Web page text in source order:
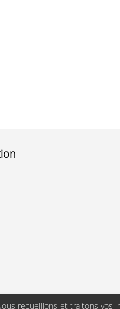
recueillons et traitons vos